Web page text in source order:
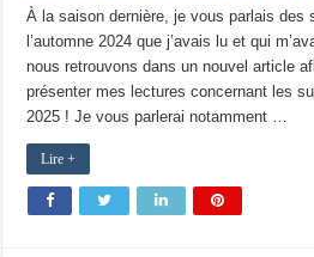
À la saison dernière, je vous parlais des
l’automne 2024 que j’avais lu et qui
nous retrouvons dans un nouvel article
présenter mes lectures concernant les
2025 ! Je vous parlerai notamment …
Lire +